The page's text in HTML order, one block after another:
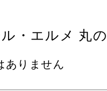
・エルメ 丸
ありません